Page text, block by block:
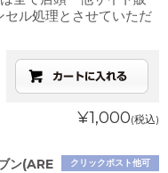
ル処理とさせていただ
¥1,000(税込)
クリックポスト他可
ン(ARE